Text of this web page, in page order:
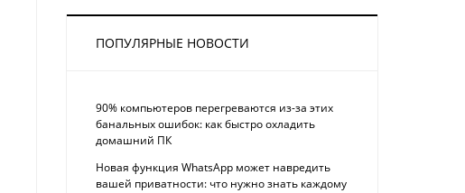
ПОПУЛЯРНЫЕ НОВОСТИ
90% компьютеров перегреваются из-за этих
банальных ошибок: как быстро охладить
домашний ПК
Новая функция WhatsApp может навредить
вашей приватности: что нужно знать каждому